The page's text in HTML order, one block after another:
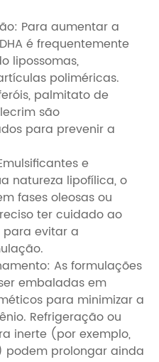
Para aumentar a
é frequentemente
lipossomas,
poliméricas.
palmitato de
são
para prevenir a
e
natureza lipofílica, o
fases oleosas ou
ter cuidado ao
para evitar a
As formulações
embaladas em
para minimizar a
Refrigeração ou
inerte (por exemplo,
prolongar ainda